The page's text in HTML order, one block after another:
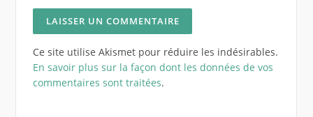
Ce site utilise Akismet pour réduire les indésirables.
En savoir plus sur la façon dont les données de vos
commentaires sont traitées.